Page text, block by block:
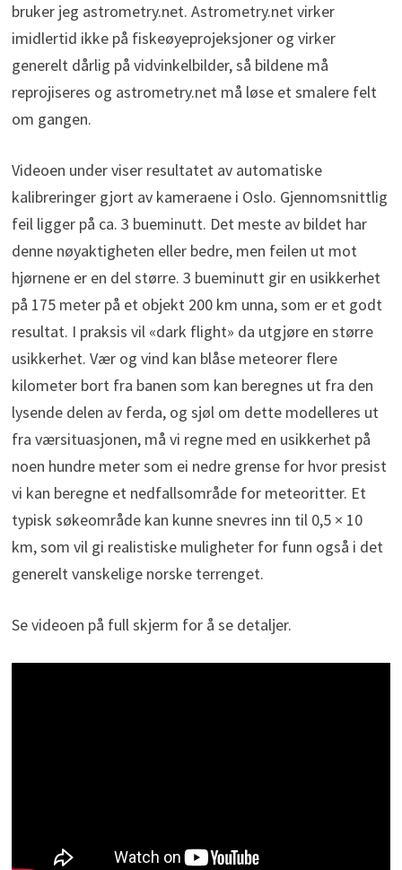
bruker jeg astrometry.net. Astrometry.net virker
imidlertid ikke på fiskeøyeprojeksjoner og virker
generelt dårlig på vidvinkelbilder, så bildene må
reprojiseres og astrometry.net må løse et smalere felt
om gangen.
Videoen under viser resultatet av automatiske
kalibreringer gjort av kameraene i Oslo. Gjennomsnittlig
feil ligger på ca. 3 bueminutt. Det meste av bildet har
denne nøyaktigheten eller bedre, men feilen ut mot
hjørnene er en del større. 3 bueminutt gir en usikkerhet
på 175 meter på et objekt 200 km unna, som er et godt
resultat. I praksis vil «dark flight» da utgjøre en større
usikkerhet. Vær og vind kan blåse meteorer flere
kilometer bort fra banen som kan beregnes ut fra den
lysende delen av ferda, og sjøl om dette modelleres ut
fra værsituasjonen, må vi regne med en usikkerhet på
noen hundre meter som ei nedre grense for hvor presist
vi kan beregne et nedfallsområde for meteoritter. Et
typisk søkeområde kan kunne snevres inn til 0,5 × 10
km, som vil gi realistiske muligheter for funn også i det
generelt vanskelige norske terrenget.
Se videoen på full skjerm for å se detaljer.